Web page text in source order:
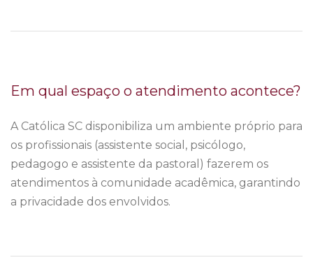
Em qual espaço o atendimento acontece?
A Católica SC disponibiliza um ambiente próprio para
os profissionais (assistente social, psicólogo,
pedagogo e assistente da pastoral) fazerem os
atendimentos à comunidade acadêmica, garantindo
a privacidade dos envolvidos.